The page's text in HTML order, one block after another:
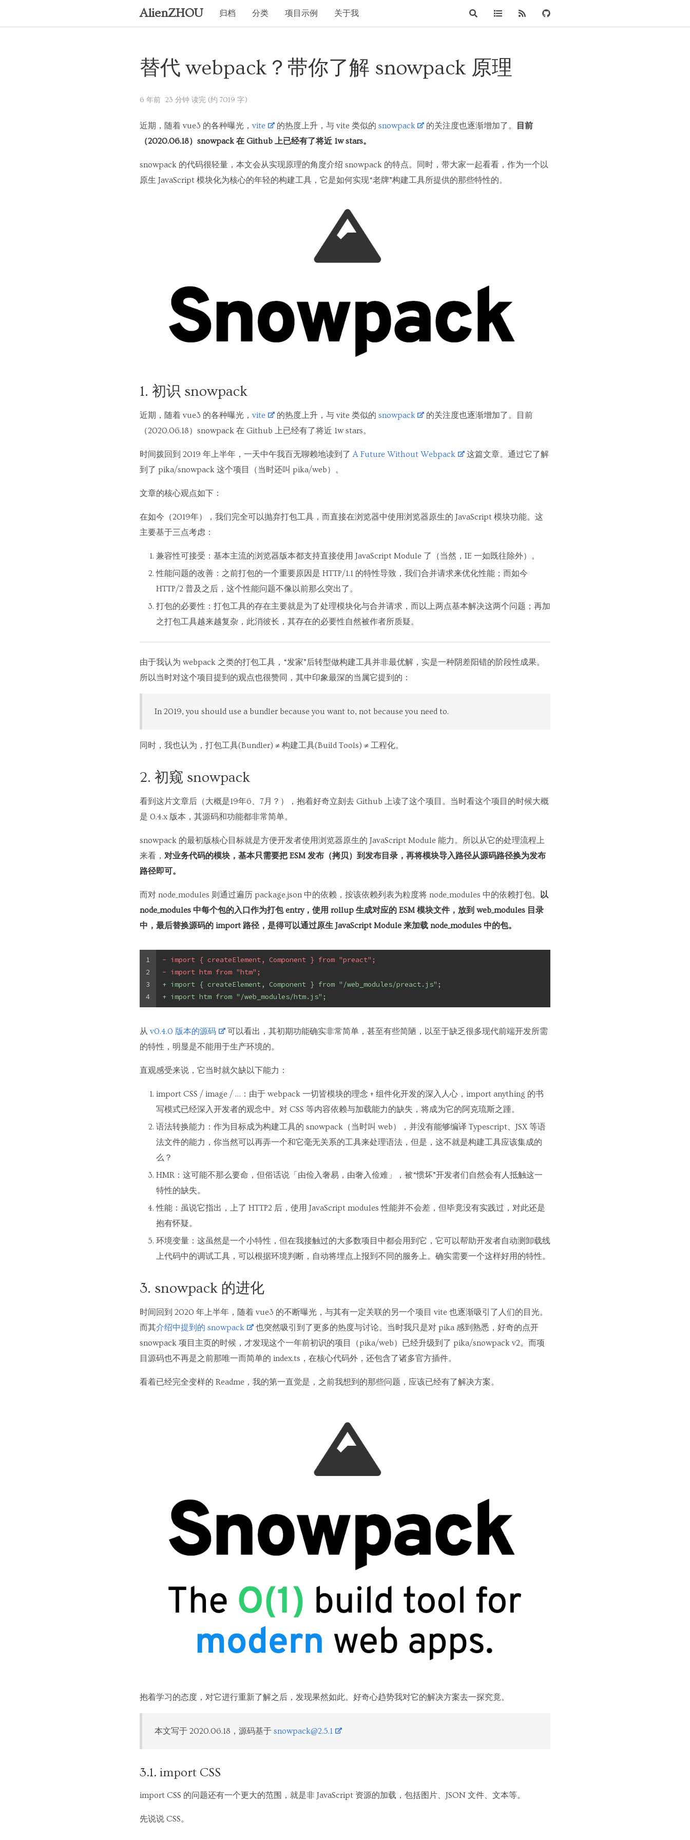
AlienZHOU 归档 分类 项目示例 关于我
替代 webpack？带你了解 snowpack 原理
6 年前 23 分钟 读完 (约 7019 字)
近期，随着 vue3 的各种曝光， vite 的热度上升，与 vite 类似的 snowpack 的关注度也逐渐增加了。
目前
（2020.06.18）snowpack 在 Github 上已经有了将近 1w stars。
snowpack 的代码很轻量，本文会从实现原理的角度介绍 snowpack 的特点。同时，带大家一起看看，作为一个以
原生 JavaScript 模块化为核心的年轻的构建工具，它是如何实现“老牌”构建工具所提供的那些特性的。
1. 初识 snowpack
近期，随着 vue3 的各种曝光， vite 的热度上升，与 vite 类似的 snowpack
的关注度也逐渐增加了。目前
（2020.06.18）snowpack 在 Github 上已经有了将近 1w stars。
时间拨回到 2019 年上半年，一天中午我百无聊赖地读到了A Future Without Webpack
这篇文章。通过它了解
到了 pika/snowpack 这个项目（当时还叫 pika/web）。
文章的核心观点如下：
在如今（2019年），我们完全可以抛弃打包工具，而直接在浏览器中使用浏览器原生的 JavaScript 模块功能。这
主要基于三点考虑：
兼容性可接受：基本主流的浏览器版本都支持直接使用 JavaScript Module 了（当然，IE 一如既往除外）。
性能问题的改善：之前打包的一个重要原因是 HTTP/1.1 的特性导致，我们合并请求来优化性能；而如今
HTTP/2 普及之后，这个性能问题不像以前那么突出了。
打包的必要性：打包工具的存在主要就是为了处理模块化与合并请求，而以上两点基本解决这两个问题；再加
之打包工具越来越复杂，此消彼长，其存在的必要性自然被作者所质疑。
由于我认为 webpack 之类的打包工具，“发家”后转型做构建工具并非最优解，实是一种阴差阳错的阶段性成果。
所以当时对这个项目提到的观点也很赞同，其中印象最深的当属它提到的：
In 2019, you should use a bundler because you want to, not because you need to.
同时，我也认为，打包工具(Bundler) ≠ 构建工具(Build Tools) ≠ 工程化。
2. 初窥 snowpack
看到这片文章后（大概是19年6、7月？），抱着好奇立刻去 Github 上读了这个项目。当时看这个项目的时候大概
是 0.4.x 版本，其源码和功能都非常简单。
snowpack 的最初版核心目标就是方便开发者使用浏览器原生的 JavaScript Module 能力。所以从它的处理流程上
来看， 对业务代码的模块，基本只需要把 ESM 发布（拷贝）到发布目录，再将模块导入路径从源码路径换为发布
路径即可。
而对 node_modules 则通过遍历 package.json 中的依赖，按该依赖列表为粒度将 node_modules 中的依赖打包。 以
node_modules 中每个包的入口作为打包 entry，使用 rollup 生成对应的 ESM 模块文件，放到 web_modules 目录
中，最后替换源码的 import 路径，是得可以通过原生 JavaScript Module 来加载 node_modules 中的包。
1
2
3
4
- import { createElement, Component } from "preact";
- import htm from "htm";
+ import { createElement, Component } from "/web_modules/preact.js";
+ import htm from "/web_modules/htm.js";
从 v0.4.0 版本的源码
可以看出，其初期功能确实非常简单，甚至有些简陋，以至于缺乏很多现代前端开发所需
的特性，明显是不能用于生产环境的。
直观感受来说，它当时就欠缺以下能力：
import CSS / image / …：由于 webpack 一切皆模块的理念 + 组件化开发的深入人心，import anything 的书
写模式已经深入开发者的观念中。对 CSS 等内容依赖与加载能力的缺失，将成为它的阿克琉斯之踵。
语法转换能力：作为目标成为构建工具的 snowpack（当时叫 web），并没有能够编译 Typescript、JSX 等语
法文件的能力，你当然可以再弄一个和它毫无关系的工具来处理语法，但是，这不就是构建工具应该集成的
么？
HMR：这可能不那么要命，但俗话说「由俭入奢易，由奢入俭难」，被“惯坏”开发者们自然会有人抵触这一
特性的缺失。
性能：虽说它指出，上了 HTTP2 后，使用 JavaScript modules 性能并不会差，但毕竟没有实践过，对此还是
抱有怀疑。
环境变量：这虽然是一个小特性，但在我接触过的大多数项目中都会用到它，它可以帮助开发者自动测卸载线
上代码中的调试工具，可以根据环境判断，自动将埋点上报到不同的服务上。确实需要一个这样好用的特性。
3. snowpack 的进化
时间回到 2020 年上半年，随着 vue3 的不断曝光，与其有一定关联的另一个项目 vite 也逐渐吸引了人们的目光。
而其介绍中提到的 snowpack
也突然吸引到了更多的热度与讨论。当时我只是对 pika 感到熟悉，好奇的点开
snowpack 项目主页的时候，才发现这个一年前初识的项目（pika/web）已经升级到了 pika/snowpack v2。而项
目源码也不再是之前那唯一而简单的 index.ts，在核心代码外，还包含了诸多官方插件。
看着已经完全变样的 Readme，我的第一直觉是，之前我想到的那些问题，应该已经有了解决方案。
抱着学习的态度，对它进行重新了解之后，发现果然如此。好奇心趋势我对它的解决方案去一探究竟。
本文写于 2020.06.18，源码基于 snowpack@2.5.1
3.1. import CSS
import CSS 的问题还有一个更大的范围，就是非 JavaScript 资源的加载，包括图片、JSON 文件、文本等。
先说说 CSS。